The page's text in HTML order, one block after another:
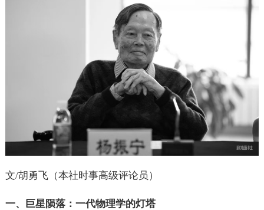
文/胡勇飞（本社时事高级评论员）
一、巨星陨落：一代物理学的灯塔